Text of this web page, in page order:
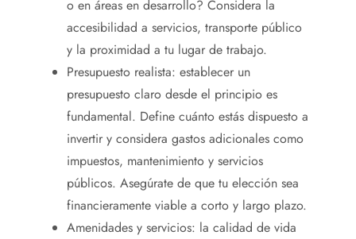
o en áreas en desarrollo? Considera la
accesibilidad a servicios, transporte público
y la proximidad a tu lugar de trabajo.
Presupuesto realista: establecer un
presupuesto claro desde el principio es
fundamental. Define cuánto estás dispuesto a
invertir y considera gastos adicionales como
impuestos, mantenimiento y servicios
públicos. Asegúrate de que tu elección sea
financieramente viable a corto y largo plazo.
Amenidades y servicios: la calidad de vida